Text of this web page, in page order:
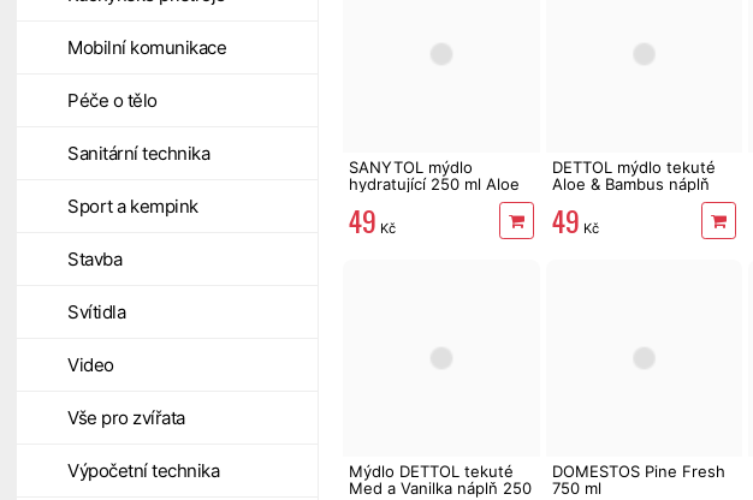
Mobilní komunikace
Péče o tělo
Sanitární technika
Sport a kempink
Stavba
Svítidla
Video
Vše pro zvířata
Výpočetní technika
SANYTOL mýdlo
hydratující 250 ml Aloe
49 Kč
DETTOL mýdlo tekuté
Aloe & Bambus náplň
49 Kč
Mýdlo DETTOL tekuté
Med a Vanilka náplň 250
DOMESTOS Pine Fresh
750 ml